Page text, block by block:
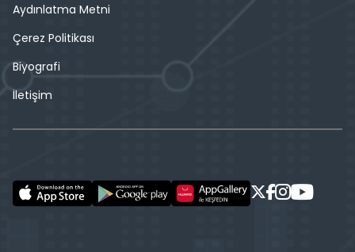
Aydınlatma Metni
Çerez Politikası
Biyografi
İletişim